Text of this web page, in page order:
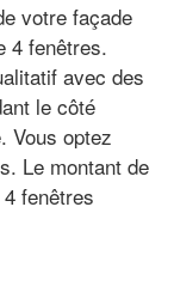
votre façade
4 fenêtres.
avec des
le côté
Vous optez
Le montant de
fenêtres